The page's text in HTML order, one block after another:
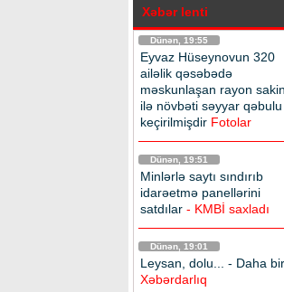
Xəbər lenti
Dünən, 19:55
Eyvaz Hüseynovun 320
ailəlik qəsəbədə
məskunlaşan rayon
ilə növbəti səyyar qəbulu
keçirilmişdir Fotolar
Dünən, 19:51
Minlərlə saytı sındırıb
idarəetmə panellərini
satdılar - KMBİ saxladı
Dünən, 19:01
Leysan, dolu... - Daha bir
Xəbərdarlıq